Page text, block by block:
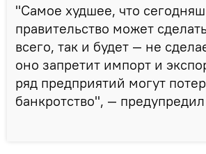
"Самое худшее, что
правительство может
всего, так и будет — не
оно запретит импорт и
ряд предприятий могут
банкротство", —